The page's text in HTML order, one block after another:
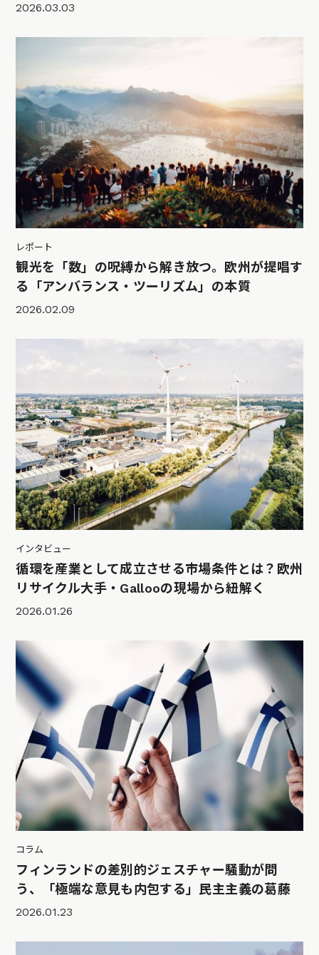
2026.03.03
レポート
観光を「数」の呪縛から解き放つ。欧州が提唱す
る「アンバランス・ツーリズム」の本質
2026.02.09
インタビュー
循環を産業として成立させる市場条件とは？欧州
リサイクル大手・Gallooの現場から紐解く
2026.01.26
コラム
フィンランドの差別的ジェスチャー騒動が問
う、「極端な意見も内包する」民主主義の葛藤
2026.01.23